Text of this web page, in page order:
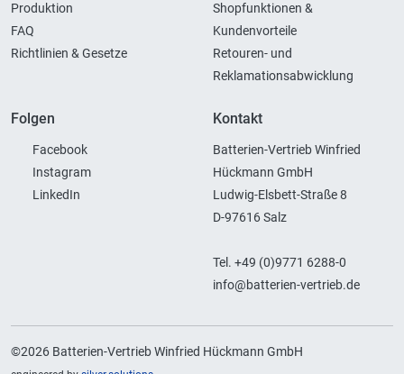
Produktion
FAQ
Richtlinien & Gesetze
Shopfunktionen &
Kundenvorteile
Retouren- und
Reklamationsabwicklung
Folgen
Facebook
Instagram
LinkedIn
Kontakt
Batterien-Vertrieb Winfried
Hückmann GmbH
Ludwig-Elsbett-Straße 8
D-97616 Salz
Tel. +49 (0)9771 6288-0
info@batterien-vertrieb.de
©2026 Batterien-Vertrieb Winfried Hückmann GmbH